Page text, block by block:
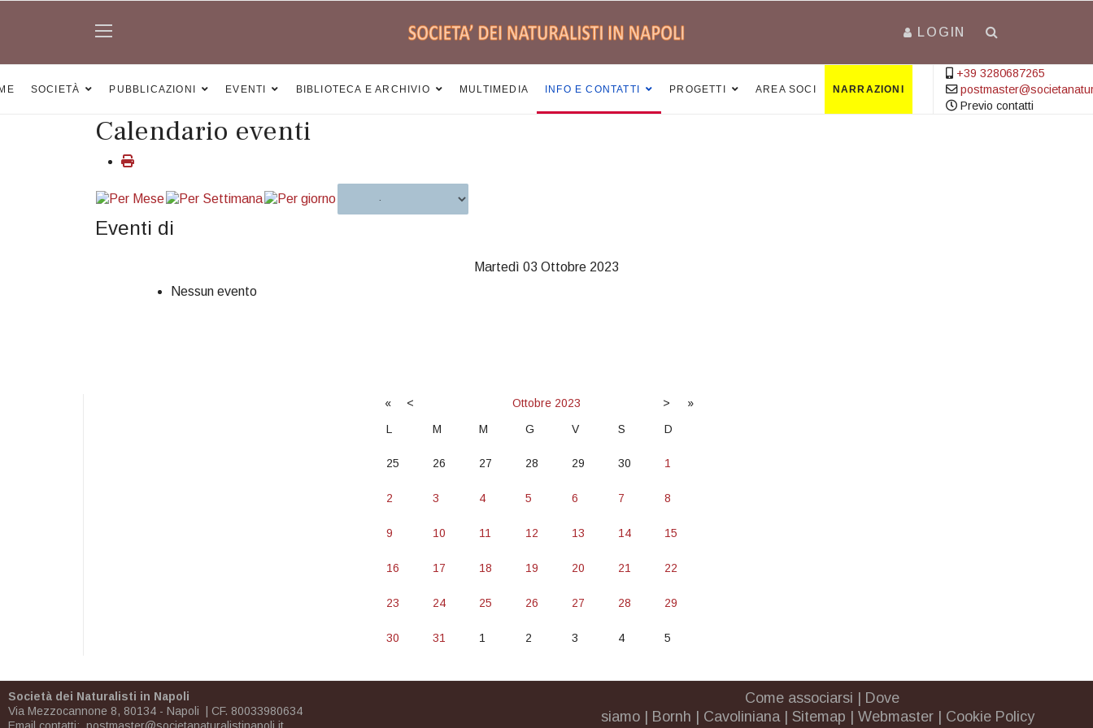
LOGIN
SOCIETÀ PUBBLICAZIONI EVENTI BIBLIOTECA E ARCHIVIO MULTIMEDIA INFO E CONTATTI PROGETTI AREA SOCI NARRAZIONI
+39 3280687265
Previo contatti
Calendario eventi
Eventi di
Martedì 03 Ottobre 2023
Nessun evento
« < Ottobre 2023 >
»
L
M M G V S D
25 26 27 28 29 30 1
2 3 4 5 6 7 8
9 10 11 12 13 14 15
16 17 18 19 20 21 22
23 24 25 26 27 28 29
30 31 1 2 3 4 5
Società dei Naturalisti in Napoli
Via Mezzocannone 8, 80134 - Napoli | CF. 80033980634
Come associarsi
Dove
siamo
Bornh Cavoliniana| Sitemap Webmaster Cookie Policy